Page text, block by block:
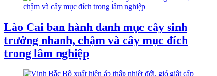
Lào Cai ban hành danh mục cây sinh
trưởng nhanh, chậm và cây mục đích
trong lâm nghiệp